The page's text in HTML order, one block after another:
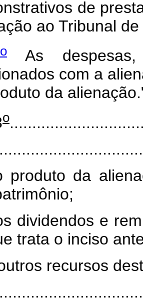
de
ao Tribunal
oAs despesas,
com a
da
o
produto da
dividendos e
trata o inciso
recursos